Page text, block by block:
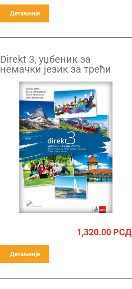
Детаљније
Direkt 3, уџбеник за
немачки језик за трећи
разред гимназије
1,320.00РСД
Детаљније